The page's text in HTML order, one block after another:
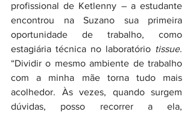
profissional de Ketlenny – a estudante
encontrou na Suzano sua primeira
oportunidade de trabalho, como
estagiária técnica no laboratório tissue.
“Dividir o mesmo ambiente de trabalho
com a minha mãe torna tudo mais
acolhedor. Às vezes, quando surgem
dúvidas, posso recorrer a ela,